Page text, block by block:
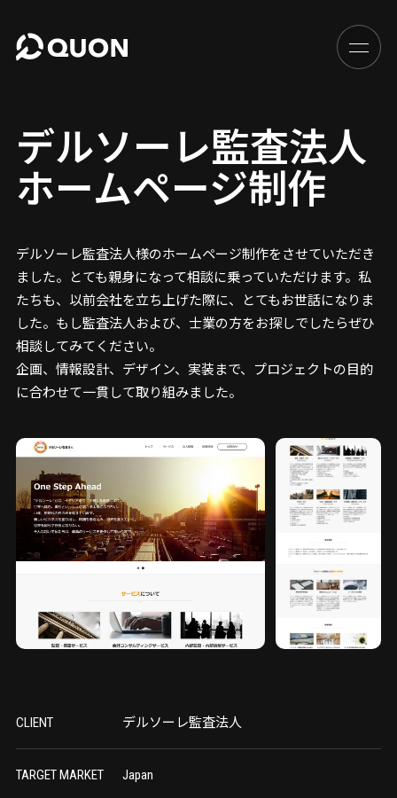
デルソーレ監査法人
ホームページ制作
デルソーレ監査法人様のホームページ制作をさせていただき
ました。とても親身になって相談に乗っていただけます。私
たちも、以前会社を立ち上げた際に、とてもお世話になりま
した。もし監査法人および、士業の方をお探しでしたらぜひ
相談してみてください。
企画、情報設計、デザイン、実装まで、プロジェクトの目的
に合わせて一貫して取り組みました。
CLIENT デルソーレ監査法人
TARGET MARKET Japan